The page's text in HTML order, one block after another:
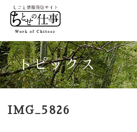
トピックス
IMG_5826